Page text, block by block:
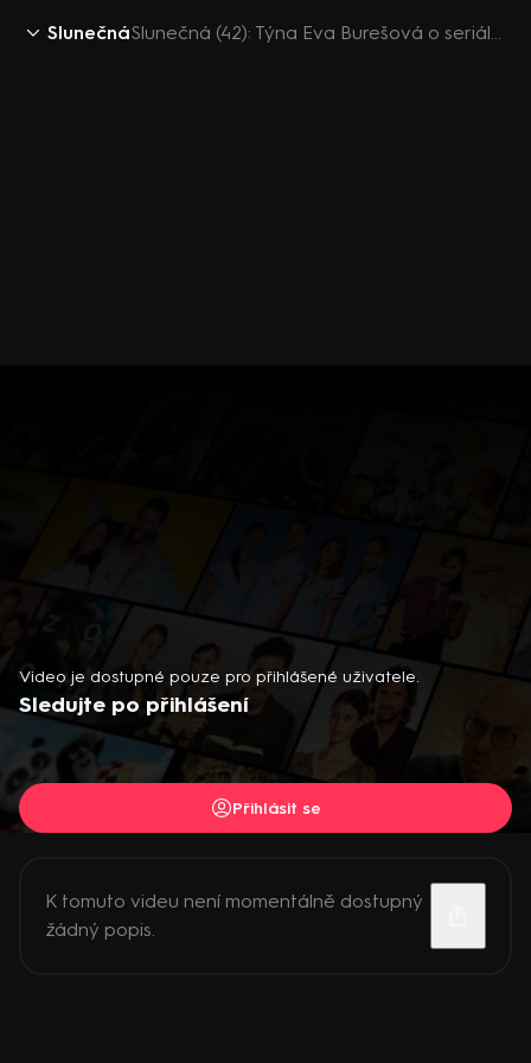
Slunečná Slunečná (42): Týna Eva Burešová o seriálových kostýmech
Video je dostupné pouze pro přihlášené uživatele.
Sledujte po přihlášení
Přihlásit se
K tomuto videu není momentálně dostupný
žádný popis.